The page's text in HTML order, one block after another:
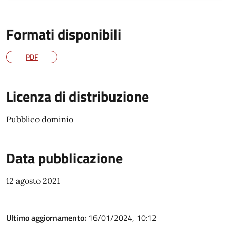
Formati disponibili
PDF
Licenza di distribuzione
Pubblico dominio
Data pubblicazione
12 agosto 2021
Ultimo aggiornamento: 16/01/2024, 10:12